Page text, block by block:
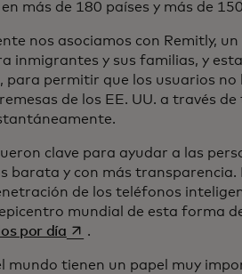
más de 180 países y más de
nos asociamos con Remitly,
inmigrantes y sus familias, y
nueva
para permitir que los usuarios no
de los EE. UU. a través
clave para ayudar a las
barata y con más transparencia.
de los teléfonos
mundial de esta forma
por díase abre en una pestaña
.
mundo tienen un papel muy